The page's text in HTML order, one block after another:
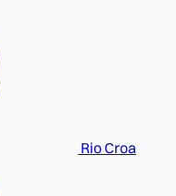
Rio Croa